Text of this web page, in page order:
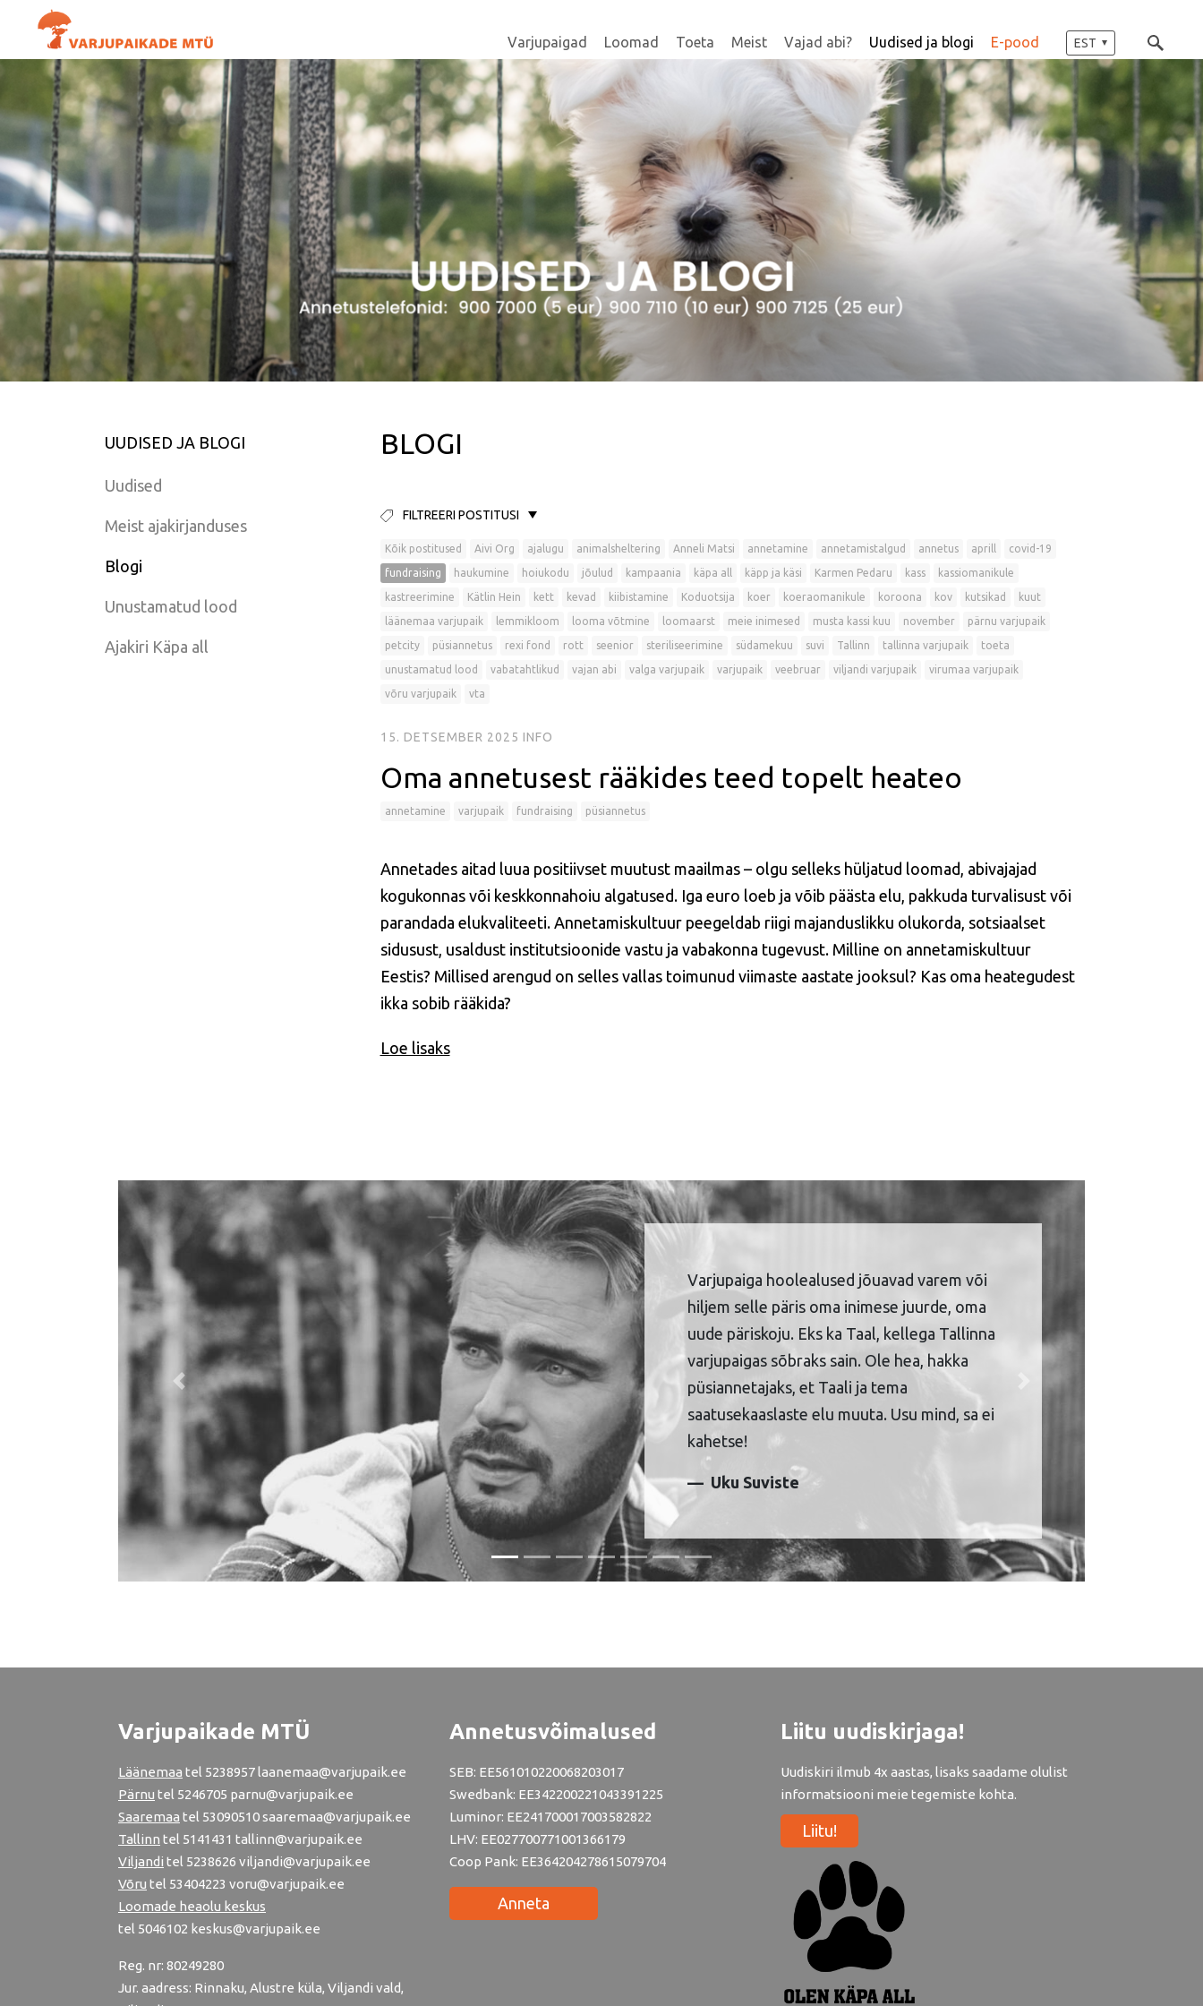
Varjupaigad Loomad Toeta Meist Vajad abi? Uudised ja blogi E-pood EST
UUDISED JA BLOGI
Uudised
Meist ajakirjanduses
Blogi
Unustamatud lood
Ajakiri Käpa all
BLOGI
FILTREERI POSTITUSI
Kõik postitused Aivi Org ajalugu animalsheltering Anneli Matsi annetamine annetamistalgud annetus aprill covid-19
fundraising haukumine hoiukodu jõulud kampaania käpa all käpp ja käsi Karmen Pedaru kass kassiomanikule
kastreerimine Kätlin Hein kett kevad kiibistamine Koduotsija koer koeraomanikule koroona kov kutsikad kuut
läänemaa varjupaik lemmikloom looma võtmine loomaarst meie inimesed musta kassi kuu november pärnu varjupaik
petcity püsiannetus rexi fond rott seenior steriliseerimine südamekuu suvi Tallinn tallinna varjupaik toeta
unustamatud lood vabatahtlikud vajan abi valga varjupaik varjupaik veebruar viljandi varjupaik virumaa varjupaik
võru varjupaik vta
15. DETSEMBER 2025 INFO
Oma annetusest rääkides teed topelt heateo
annetamine varjupaik fundraising püsiannetus
Annetades aitad luua positiivset muutust maailmas – olgu selleks hüljatud loomad, abivajajad
kogukonnas või keskkonnahoiu algatused. Iga euro loeb ja võib päästa elu, pakkuda turvalisust või
parandada elukvaliteeti. Annetamiskultuur peegeldab riigi majanduslikku olukorda, sotsiaalset
sidusust, usaldust institutsioonide vastu ja vabakonna tugevust. Milline on annetamiskultuur
Eestis? Millised arengud on selles vallas toimunud viimaste aastate jooksul? Kas oma heategudest
ikka sobib rääkida?
Loe lisaks
Varjupaiga hoolealused jõuavad varem või
hiljem selle päris oma inimese juurde, oma
uude päriskoju. Eks ka Taal, kellega Tallinna
varjupaigas sõbraks sain. Ole hea, hakka
püsiannetajaks, et Taali ja tema
saatusekaaslaste elu muuta. Usu mind, sa ei
kahetse!
Uku Suviste
Previous Next
Varjupaikade MTÜ
Läänemaa tel 5238957 laanemaa@varjupaik.ee
Pärnu tel 5246705 parnu@varjupaik.ee
Saaremaa tel 53090510 saaremaa@varjupaik.ee
Tallinn tel 5141431 tallinn@varjupaik.ee
Viljandi tel 5238626 viljandi@varjupaik.ee
Võru tel 53404223 voru@varjupaik.ee
Loomade heaolu keskus
tel 5046102 keskus@varjupaik.ee
Reg. nr: 80249280
Jur. aadress: Rinnaku, Alustre küla, Viljandi vald,
Annetusvõimalused
SEB: EE561010220068203017
Swedbank: EE342200221043391225
Luminor: EE241700017003582822
LHV: EE027700771001366179
Coop Pank: EE364204278615079704
Anneta
Liitu uudiskirjaga!
Uudiskiri ilmub 4x aastas, lisaks saadame olulist
informatsiooni meie tegemiste kohta.
Liitu!